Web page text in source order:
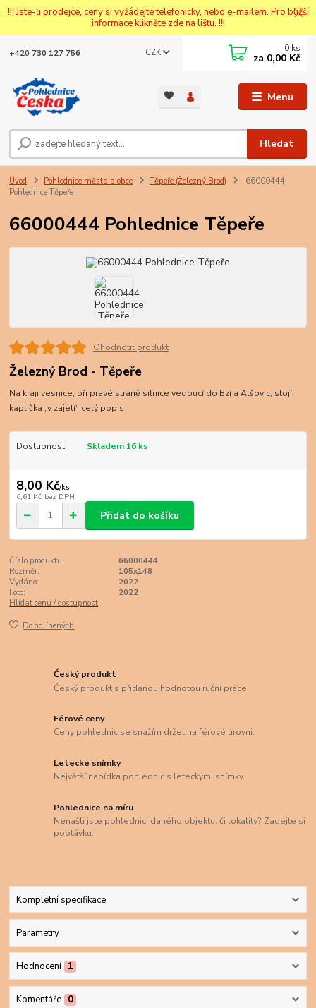
!!! Jste-li prodejce, ceny si vyžádejte telefonicky, nebo e-mailem. Pro bližší
informace klikněte zde na lištu. !!!
Menu
CZK
Hledat
+420 730 127 756 0 ks
za 0,00 Kč
Úvod Pohlednice města a obce Těpeře (Železný Brod)
66000444
Pohlednice Těpeře
66000444 Pohlednice Těpeře
Ohodnotit produkt
Železný Brod - Těpeře
Na kraji vesnice, při pravé straně silnice vedoucí do Bzí a Alšovic, stojí
kaplička „v zajetí“ celý popis
Dostupnost Skladem 16 ks
8,00 Kč/ks
6,61 Kč bez DPH
Přidat do košíku
Číslo produktu:
66000444
Rozměr:
105x148
Vydáno:
2022
Foto:
2022
Hlídat cenu / dostupnost
Do oblíbených
Český produkt
Český produkt s přidanou hodnotou ruční práce.
Férové ceny
Ceny pohlednic se snažím držet na férové úrovni.
Letecké snímky
Největší nabídka pohlednic s leteckými snímky.
Pohlednice na míru
Nenašli jste pohlednici daného objektu, či lokality? Zadejte si
poptávku.
Kompletní specifikace
Parametry
Hodnocení 1
Komentáře 0